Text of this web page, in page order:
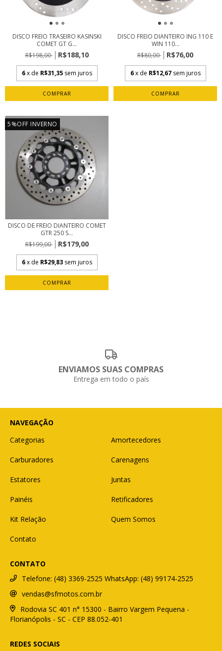
DISCO FREIO TRASEIRO KASINSKI
COMET GT G...
R$198,00
R$188,10
6 x de R$31,35 sem juros
DISCO FREIO DIANTEIRO ING 110 E
WIN 110...
R$80,00
R$76,00
6 x de R$12,67 sem juros
5%OFF INVERNO
DISCO DE FREIO DIANTEIRO COMET
GTR 250 S...
R$199,00
R$179,00
6 x de R$29,83 sem juros
ENVIAMOS SUAS COMPRAS
Entrega em todo o país
NAVEGAÇÃO
Categorias
Amortecedores
Carburadores Carenagens
Estatores Juntas
Painéis Retificadores
Kit Relação Quem Somos
Contato
CONTATO
Telefone: (48) 3369-2525 WhatsApp: (48) 99174-2525
vendas@sfmotos.com.br
Rodovia SC 401 n° 15300 - Bairro Vargem Pequena -
Florianópolis - SC - CEP 88.052-401
REDES SOCIAIS